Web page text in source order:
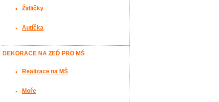
Židličky
Autíčka
DEKORACE NA ZEĎ PRO MŠ
Realizace na MŠ
Moře